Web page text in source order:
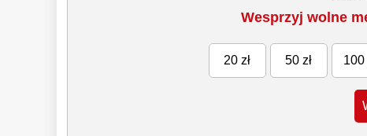
Wesprzyj wolne
20 zł 50 zł 100